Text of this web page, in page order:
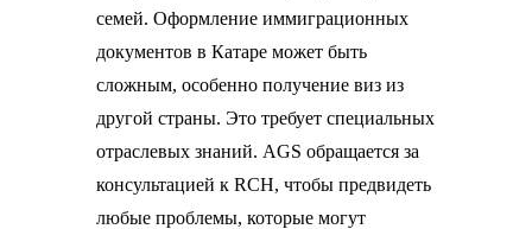
семей. Оформление иммиграционных
документов в Катаре может быть
сложным, особенно получение виз из
другой страны. Это требует специальных
отраслевых знаний. AGS обращается за
консультацией к RCH, чтобы предвидеть
любые проблемы, которые могут